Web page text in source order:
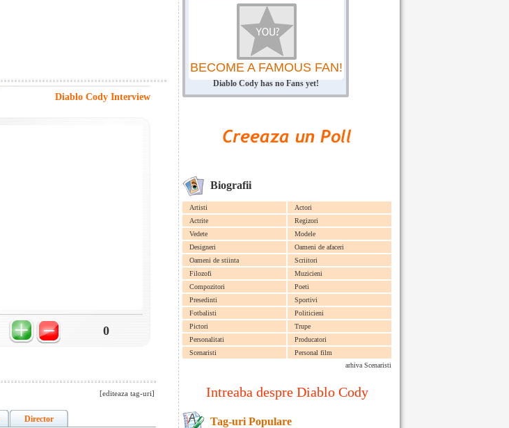
BECOME A FAMOUS FAN!
Diablo Cody has no Fans yet!
Biografii
Artisti
Actori
Actrite
Regizori
Vedete
Modele
Designeri
Oameni de afaceri
Oameni de stiinta
Scriitori
Filozofi
Muzicieni
Compozitori
Poeti
Presedinti
Sportivi
Fotbalisti
Politicieni
Pictori
Trupe
Personalitati
Producatori
Scenaristi
Personal film
arhiva Scenaristi
Intreaba despre Diablo Cody
Tag-uri Populare
Diablo Cody Interview
0
[editeaza tag-uri]
Director